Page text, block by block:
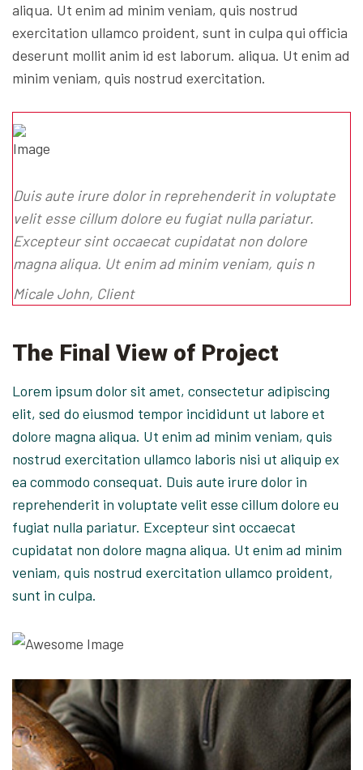
aliqua. Ut enim ad minim veniam, quis nostrud
exercitation ullamco proident, sunt in culpa qui officia
deserunt mollit anim id est laborum. aliqua. Ut enim ad
minim veniam, quis nostrud exercitation.
Duis aute irure dolor in reprehenderit in voluptate
velit esse cillum dolore eu fugiat nulla pariatur.
Excepteur sint occaecat cupidatat non dolore
magna aliqua. Ut enim ad minim veniam, quis n
Micale John, Client
The Final View of Project
Lorem ipsum dolor sit amet, consectetur adipiscing
elit, sed do eiusmod tempor incididunt ut labore et
dolore magna aliqua. Ut enim ad minim veniam, quis
nostrud exercitation ullamco laboris nisi ut aliquip ex
ea commodo consequat. Duis aute irure dolor in
reprehenderit in voluptate velit esse cillum dolore eu
fugiat nulla pariatur. Excepteur sint occaecat
cupidatat non dolore magna aliqua. Ut enim ad minim
veniam, quis nostrud exercitation ullamco proident,
sunt in culpa.